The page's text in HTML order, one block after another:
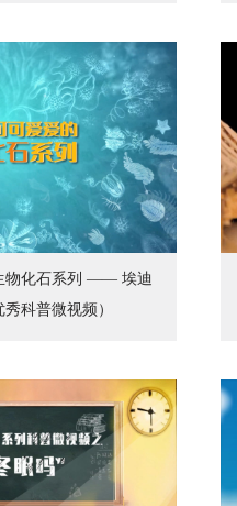
物化石系列 —— 埃迪
科普微视频）